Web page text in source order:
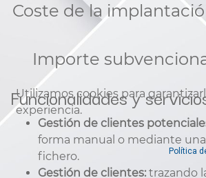
Coste de la
Importe
Funcionalidades y
Gestión de clientes
forma manual o mediante
fichero.
Gestión de clientes: trazando
Utilizamos cookies para
experiencia.
Política